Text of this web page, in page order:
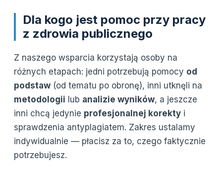
Dla kogo jest pomoc przy pracy
z zdrowia publicznego
Z naszego wsparcia korzystają osoby na
różnych etapach: jedni potrzebują pomocy od
podstaw (od tematu po obronę), inni utknęli na
metodologii lub analizie wyników, a jeszcze
inni chcą jedynie profesjonalnej korekty i
sprawdzenia antyplagiatem. Zakres ustalamy
indywidualnie — płacisz za to, czego faktycznie
potrzebujesz.